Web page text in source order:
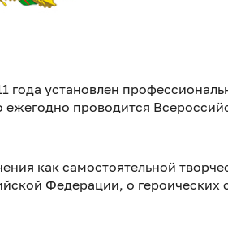
года установлен
проводится
как самостоятельной
Федерации, о героических